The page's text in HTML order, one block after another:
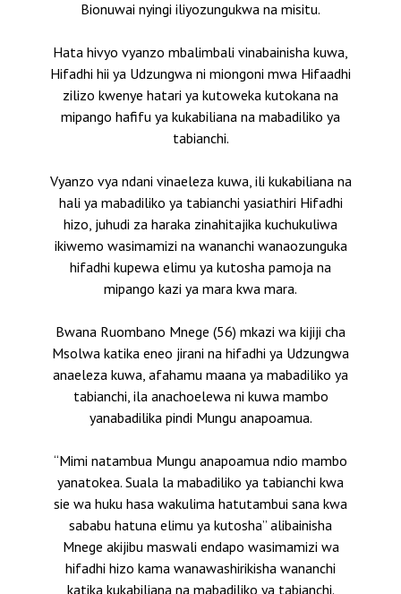
Bionuwai nyingi iliyozungukwa na misitu.
Hata hivyo vyanzo mbalimbali vinabainisha kuwa,
Hifadhi hii ya Udzungwa ni miongoni mwa Hifaadhi
zilizo kwenye hatari ya kutoweka kutokana na
mipango hafifu ya kukabiliana na mabadiliko ya
tabianchi.
Vyanzo vya ndani vinaeleza kuwa, ili kukabiliana na
hali ya mabadiliko ya tabianchi yasiathiri Hifadhi
hizo, juhudi za haraka zinahitajika kuchukuliwa
ikiwemo wasimamizi na wananchi wanaozunguka
hifadhi kupewa elimu ya kutosha pamoja na
mipango kazi ya mara kwa mara.
Bwana Ruombano Mnege (56) mkazi wa kijiji cha
Msolwa katika eneo jirani na hifadhi ya Udzungwa
anaeleza kuwa, afahamu maana ya mabadiliko ya
tabianchi, ila anachoelewa ni kuwa mambo
yanabadilika pindi Mungu anapoamua.
“Mimi natambua Mungu anapoamua ndio mambo
yanatokea. Suala la mabadiliko ya tabianchi kwa
sie wa huku hasa wakulima hatutambui sana kwa
sababu hatuna elimu ya kutosha” alibainisha
Mnege akijibu maswali endapo wasimamizi wa
hifadhi hizo kama wanawashirikisha wananchi
katika kukabiliana na mabadiliko ya tabianchi.